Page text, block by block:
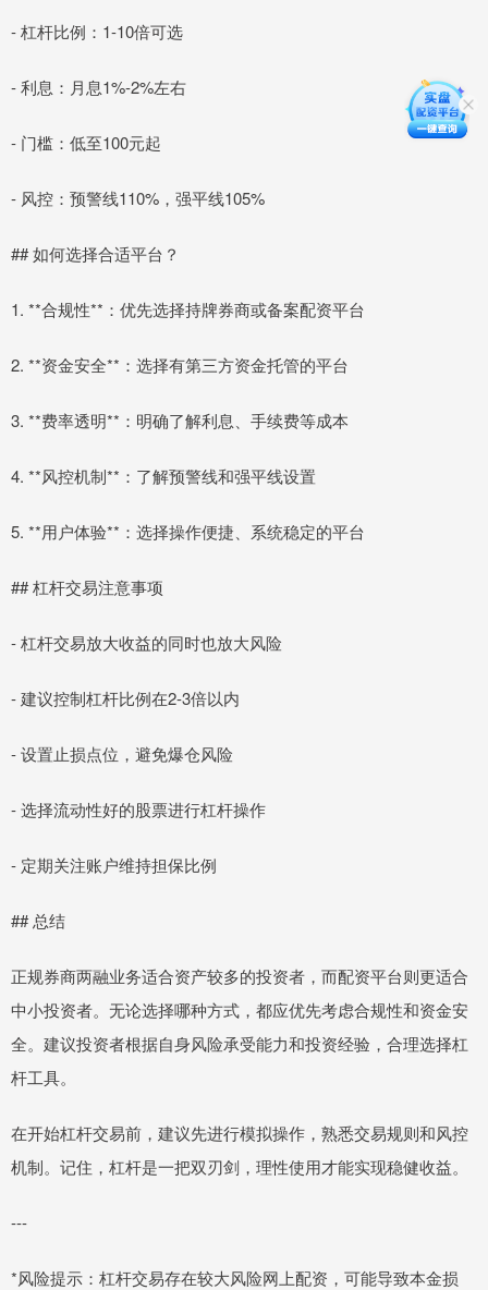
- 杠杆比例：1-10倍可选
- 利息：月息1%-2%左右
- 门槛：低至100元起
- 风控：预警线110%，强平线105%
## 如何选择合适平台？
1. **合规性**：优先选择持牌券商或备案配资平台
2. **资金安全**：选择有第三方资金托管的平台
3. **费率透明**：明确了解利息、手续费等成本
4. **风控机制**：了解预警线和强平线设置
5. **用户体验**：选择操作便捷、系统稳定的平台
## 杠杆交易注意事项
- 杠杆交易放大收益的同时也放大风险
- 建议控制杠杆比例在2-3倍以内
- 设置止损点位，避免爆仓风险
- 选择流动性好的股票进行杠杆操作
- 定期关注账户维持担保比例
## 总结
正规券商两融业务适合资产较多的投资者，而配资平台则更适合
中小投资者。无论选择哪种方式，都应优先考虑合规性和资金安
全。建议投资者根据自身风险承受能力和投资经验，合理选择杠
杆工具。
在开始杠杆交易前，建议先进行模拟操作，熟悉交易规则和风控
机制。记住，杠杆是一把双刃剑，理性使用才能实现稳健收益。
---
*风险提示：杠杆交易存在较大风险网上配资，可能导致本金损